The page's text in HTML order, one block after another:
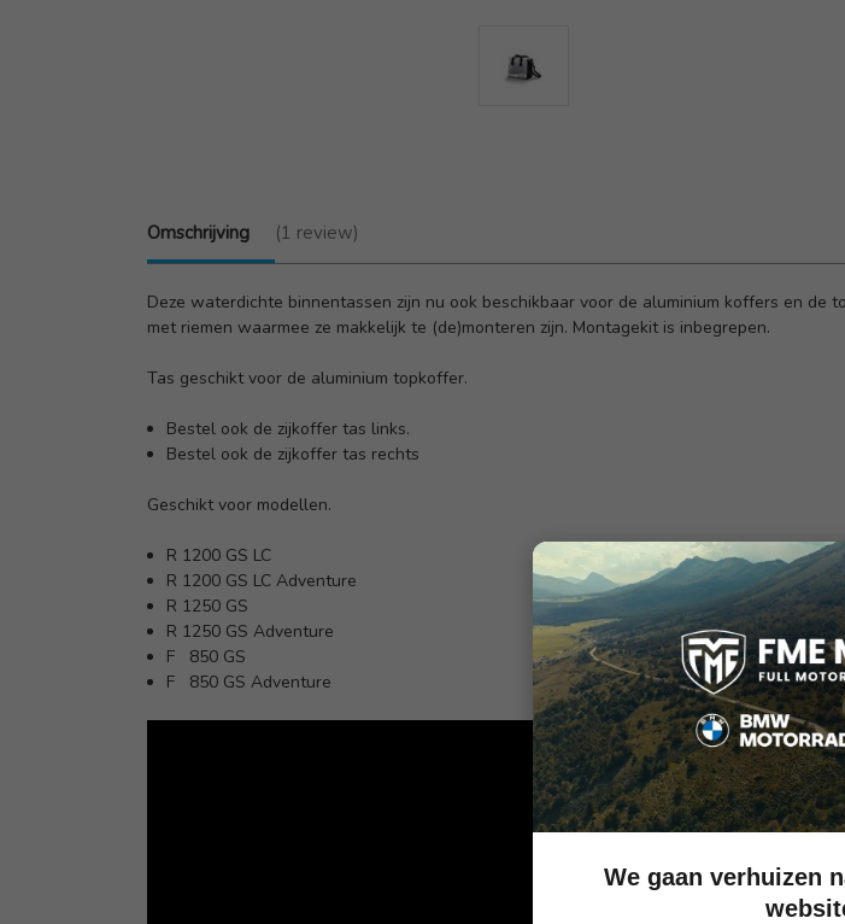
Omschrijving (1 review)
Deze waterdichte binnentassen zijn nu ook beschikbaar voor de aluminium koffers en de
met riemen waarmee ze makkelijk te (de)monteren zijn. Montagekit is inbegrepen.
Tas geschikt voor de aluminium topkoffer.
Bestel ook de zijkoffer tas links.
Bestel ook de zijkoffer tas rechts
Geschikt voor modellen.
R 1200 GS LC
R 1200 GS LC Adventure
R 1250 GS
R 1250 GS Adventure
F 850 GS
F 850 GS Adventure
We gaan verhuizen